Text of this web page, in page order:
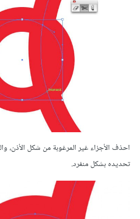
احذف الأجزاء غير المرغوبة من شكل الأذن،
تحديده بشكل منفرد.